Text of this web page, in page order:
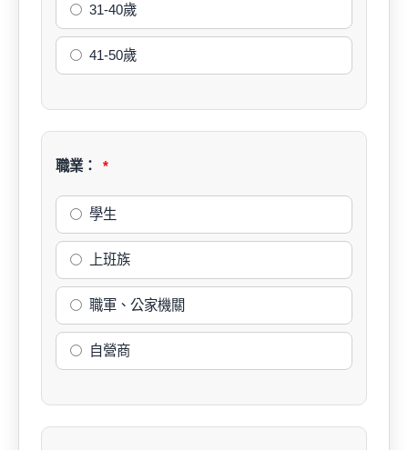
31-40歲
41-50歲
職業：
學生
上班族
職軍、公家機關
自營商